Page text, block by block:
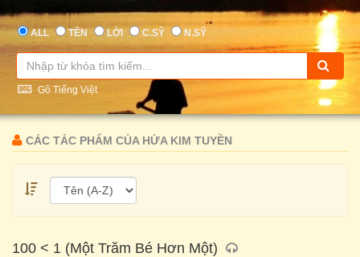
ALL TÊN LỜI C.SỸ N.SỸ
Gõ Tiếng Việt
CÁC TÁC PHẨM CỦA HỨA KIM TUYỀN
100 < 1 (Một Trăm Bé Hơn Một)